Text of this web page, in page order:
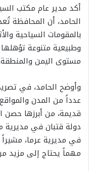
أكد مدير عام مكتب
الحامد، أن المحافظة
بالمقومات السياحية
وطبيعية متنوعة
مستوى اليمن
وأوضح الحامد، في
عدداً من المدن
قديمة، من أبرزها حصن
دولة قتبان في مديرية
في مديرية عرما،
مهماً يحتاج إلى مزيد